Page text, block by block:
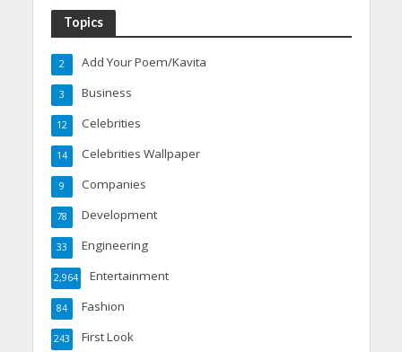
Topics
Add Your Poem/Kavita
2
Business
3
Celebrities
12
Celebrities Wallpaper
14
Companies
9
Development
78
Engineering
33
Entertainment
2,964
Fashion
84
First Look
243